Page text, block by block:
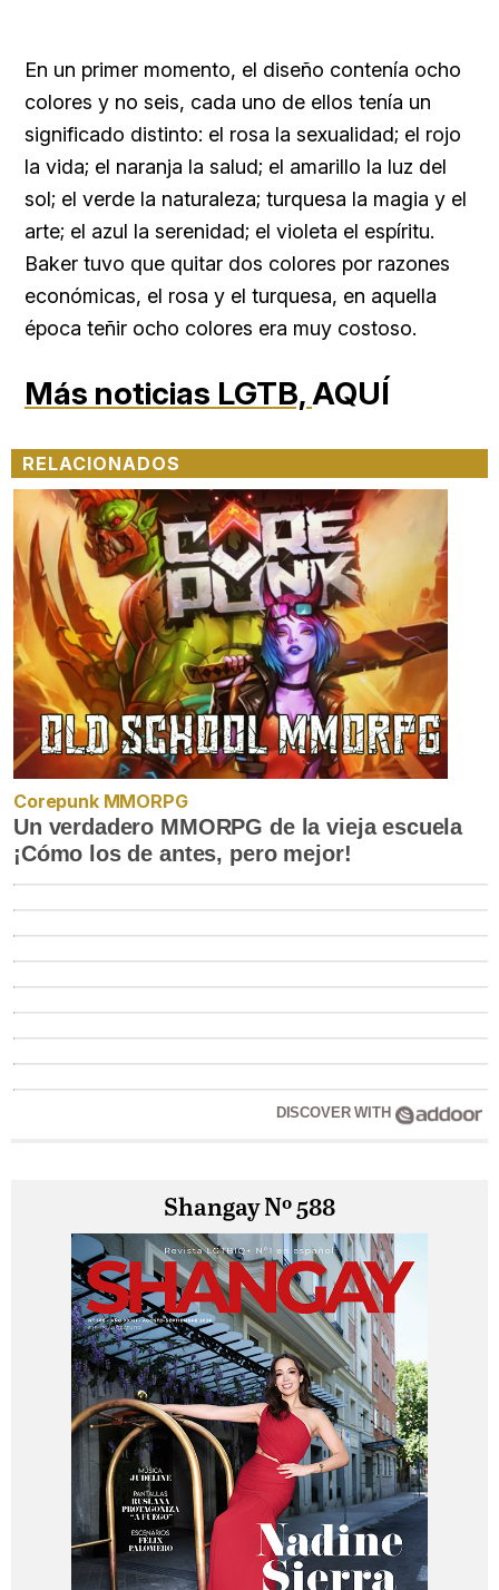
En un primer momento, el diseño contenía ocho
colores y no seis, cada uno de ellos tenía un
significado distinto: el rosa la sexualidad; el rojo
la vida; el naranja la salud; el amarillo la luz del
sol; el verde la naturaleza; turquesa la magia y el
arte; el azul la serenidad; el violeta el espíritu.
Baker tuvo que quitar dos colores por razones
económicas, el rosa y el turquesa, en aquella
época teñir ocho colores era muy costoso.
Más noticias LGTB,AQUÍ
RELACIONADOS
Corepunk MMORPG
Un verdadero MMORPG de la vieja escuela
¡Cómo los de antes, pero mejor!
DISCOVER WITH
Shangay Nº 588